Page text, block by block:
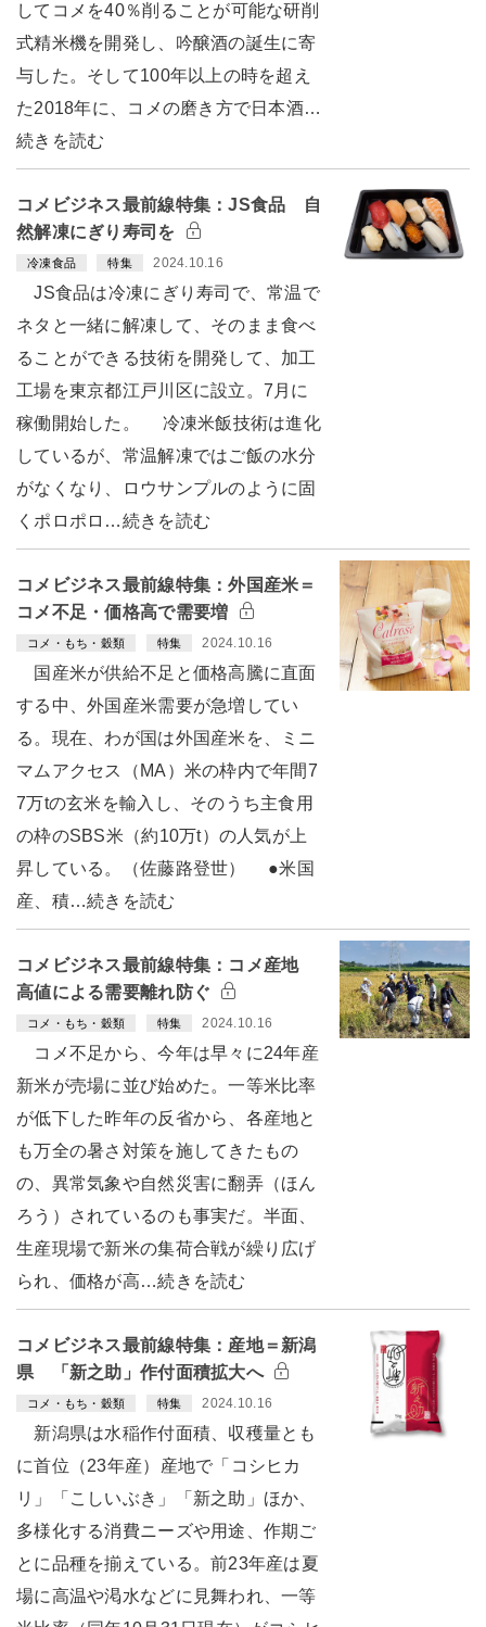
してコメを40％削ることが可能な研削
式精米機を開発し、吟醸酒の誕生に寄
与した。そして100年以上の時を超え
た2018年に、コメの磨き方で日本酒…
続きを読む
コメビジネス最前線特集：JS食品 自
然解凍にぎり寿司を
冷凍食品 特集 2024.10.16
JS食品は冷凍にぎり寿司で、常温で
ネタと一緒に解凍して、そのまま食べ
ることができる技術を開発して、加工
工場を東京都江戸川区に設立。7月に
稼働開始した。 冷凍米飯技術は進化
しているが、常温解凍ではご飯の水分
がなくなり、ロウサンプルのように固
くポロポロ…続きを読む
コメビジネス最前線特集：外国産米＝
コメ不足・価格高で需要増
コメ・もち・穀類 特集 2024.10.16
国産米が供給不足と価格高騰に直面
する中、外国産米需要が急増してい
る。現在、わが国は外国産米を、ミニ
マムアクセス（MA）米の枠内で年間7
7万tの玄米を輸入し、そのうち主食用
の枠のSBS米（約10万t）の人気が上
昇している。（佐藤路登世） ●米国
産、積…続きを読む
コメビジネス最前線特集：コメ産地
高値による需要離れ防ぐ
コメ・もち・穀類 特集 2024.10.16
コメ不足から、今年は早々に24年産
新米が売場に並び始めた。一等米比率
が低下した昨年の反省から、各産地と
も万全の暑さ対策を施してきたもの
の、異常気象や自然災害に翻弄（ほん
ろう）されているのも事実だ。半面、
生産現場で新米の集荷合戦が繰り広げ
られ、価格が高…続きを読む
コメビジネス最前線特集：産地＝新潟
県 「新之助」作付面積拡大へ
コメ・もち・穀類 特集 2024.10.16
新潟県は水稲作付面積、収穫量とも
に首位（23年産）産地で「コシヒカ
リ」「こしいぶき」「新之助」ほか、
多様化する消費ニーズや用途、作期ご
とに品種を揃えている。前23年産は夏
場に高温や渇水などに見舞われ、一等